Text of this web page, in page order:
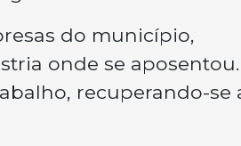
do município,
onde se aposentou.
recuperando-se